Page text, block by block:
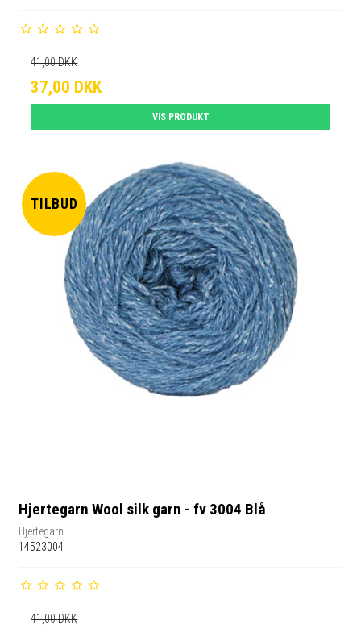
41,00 DKK
37,00 DKK
VIS PRODUKT
TILBUD
Hjertegarn Wool silk garn - fv 3004 Blå
Hjertegarn
14523004
41,00 DKK